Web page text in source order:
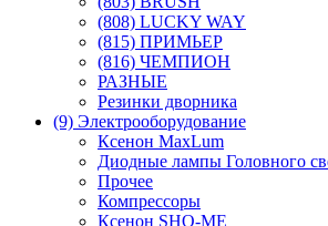
(808) LUCKY WAY
(815) ПРИМЬЕР
(816) ЧЕМПИОН
РАЗНЫЕ
Резинки дворника
(9) Электрооборудование
Ксенон MaxLum
Диодные лампы Головного
Прочее
Компрессоры
Ксенон SHO-ME